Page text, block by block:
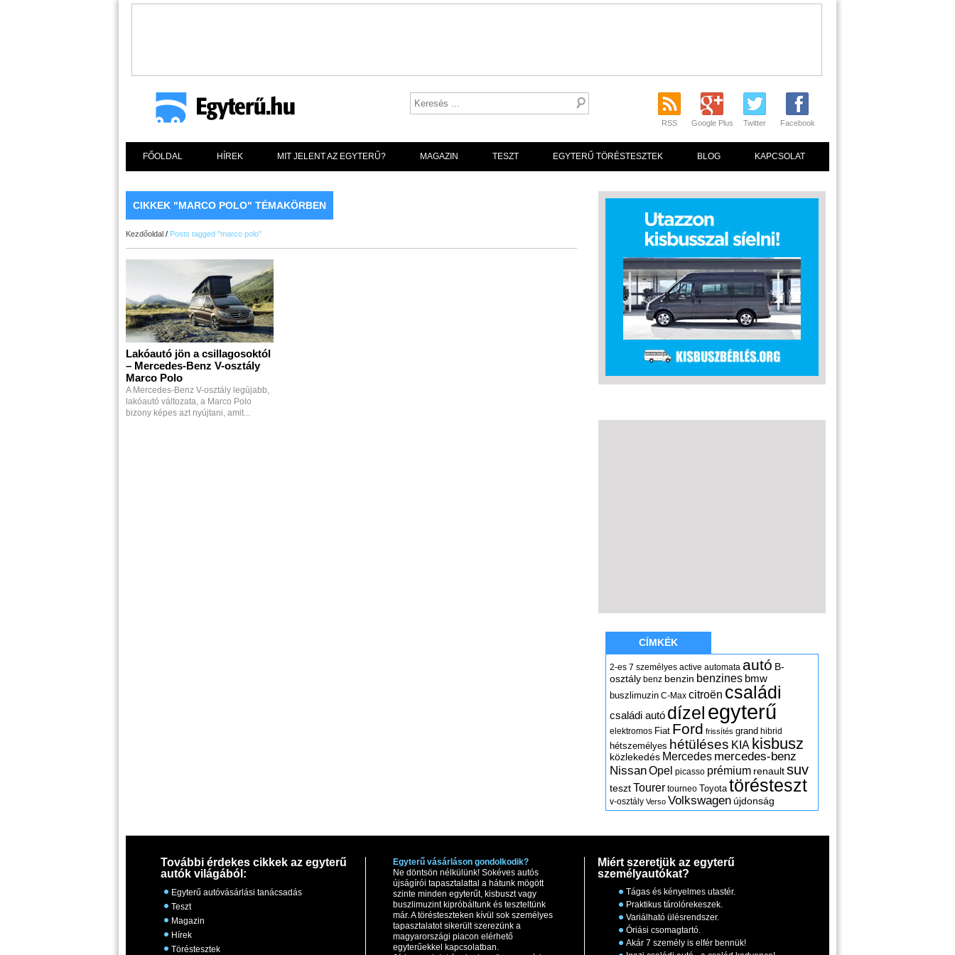
RSS Google Plus Twitter Facebook
FŐOLDAL HÍREK MIT JELENT AZ EGYTERŰ? MAGAZIN TESZT EGYTERŰ TÖRÉSTESZTEK BLOG KAPCSOLAT
CIKKEK "MARCO POLO" TÉMAKÖRBEN
Kezdőoldal / Posts tagged "marco polo"
Lakóautó jön a csillagosoktól
– Mercedes-Benz V-osztály
Marco Polo
A Mercedes-Benz V-osztály legújabb,
lakóautó változata, a Marco Polo
bizony képes azt nyújtani, amit...
CÍMKÉK
2-es 7 személyes active automata autó B-
osztály benz benzin benzines bmw
buszlimuzin C-Max citroën családi
családi autó dízel egyterű
elektromos Fiat Ford frissítés grand hibrid
hétszemélyes hétüléses KIA kisbusz
közlekedés Mercedes mercedes-benz
NissanOpel picasso prémium renaultsuv
tesztTourer tourneo Toyota törésteszt
v-osztály Verso Volkswagen újdonság
További érdekes cikkek az egyterű
autók világából:
Egyterű autóvásárlási tanácsadás
Teszt
Magazin
Hírek
Töréstesztek
Egyterű vásárláson gondolkodik?
Ne döntsön nélkülünk! Sokéves autós
újságírói tapasztalattal a hátunk mögött
szinte minden egyterűt, kisbuszt vagy
buszlimuzint kipróbáltunk és teszteltünk
már. A törésteszteken kívül sok személyes
tapasztalatot sikerült szerezünk a
magyarországi piacon elérhető
egyterűekkel kapcsolatban.
Miért szeretjük az egyterű
személyautókat?
Tágas és kényelmes utastér.
Praktikus tárolórekeszek.
Variálható ülésrendszer.
Óriási csomagtartó.
Akár 7 személy is elfér bennük!